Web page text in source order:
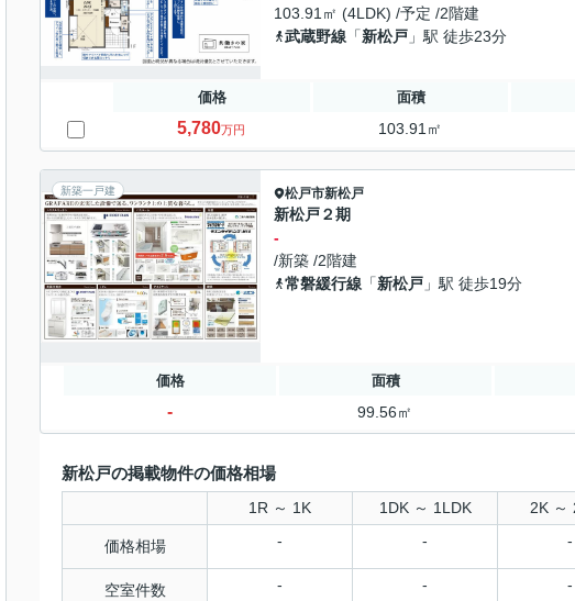
103.91㎡ (4LDK) /予定 /2階建
武蔵野線 「新松戸 」駅 徒歩23分
価格 面積
5,780万円 103.91㎡
新築一戸建 松戸市新松戸
新松戸２期
-
/新築 /2階建
常磐緩行線 「新松戸 」駅 徒歩19分
価格 面積
- 99.56㎡
新松戸の掲載物件の価格相場
1R ～ 1K 1DK ～ 1LDK 2K ～
価格相場 - - -
空室件数 - - -